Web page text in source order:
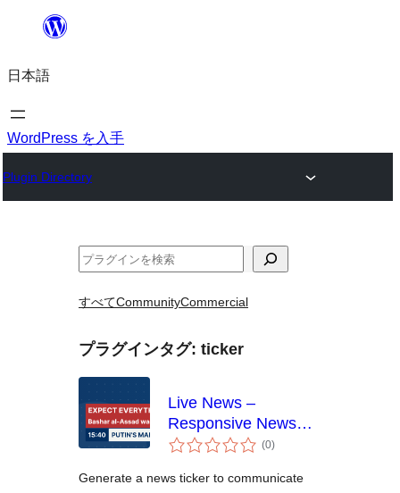
を
ス
キ
プ
日本語
WordPress を入手
Plugin Directory
検
すべてCommunityCommercial
プラグインタグ: ticker
Live News –
Responsive News
Ticker
(0個
の
価
)
Generate a news ticker to communicate